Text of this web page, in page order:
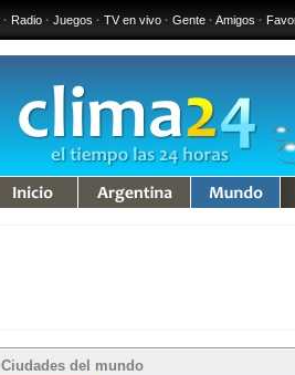
· Radio · Juegos · TV en vivo · Gente · Amigos ·
Ciudades del mundo